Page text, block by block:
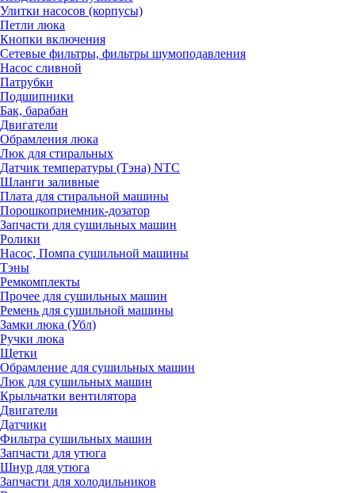
Улитки насосов (корпусы)
Петли люка
Кнопки включения
Сетевые фильтры, фильтры шумоподавления
Насос сливной
Патрубки
Подшипники
Бак, барабан
Двигатели
Обрамления люка
Люк для стиральных
Датчик температуры (Тэна) NTC
Шланги заливные
Плата для стиральной машины
Порошкоприемник-дозатор
Запчасти для сушильных машин
Ролики
Насос, Помпа сушильной машины
Тэны
Ремкомплекты
Прочее для сушильных машин
Ремень для сушильной машины
Замки люка (Убл)
Ручки люка
Щетки
Обрамление для сушильных машин
Люк для сушильных машин
Крыльчатки вентилятора
Двигатели
Датчики
Фильтра сушильных машин
Запчасти для утюга
Шнур для утюга
Запчасти для холодильников